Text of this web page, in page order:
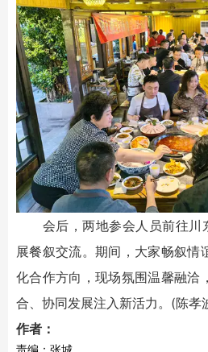
会后，两地参会人员前往川
展餐叙交流。期间，大家畅叙情
化合作方向，现场氛围温馨融洽
合、协同发展注入新活力。(陈孝
作者：